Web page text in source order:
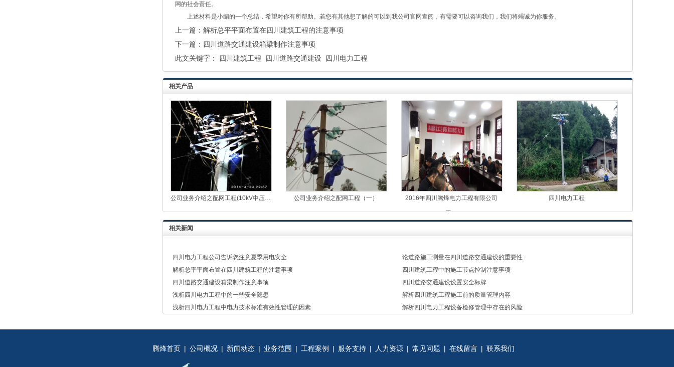
网的社会责任。
上述材料是小编的一个总结，希望对你有所帮助。若您有其他想了解的可以到我公司官网查阅，有需要可以咨询我们，我们将竭诚为你服务。
上一篇： 解析总平平面布置在四川建筑工程的注意事项
下一篇： 四川道路交通建设箱梁制作注意事项
此文关键字：
四川建筑工程 四川道路交通建设 四川电力工程
相关产品
公司业务介绍之配网工程(10kV中压… 公司业务介绍之配网工程（一） 2016年四川腾烽电力工程有限公司
工…
四川电力工程
相关新闻
四川电力工程公司告诉您注意夏季用电安全
论道路施工测量在四川道路交通建设的重要性
解析总平平面布置在四川建筑工程的注意事项
四川建筑工程中的施工节点控制注意事项
四川道路交通建设箱梁制作注意事项
四川道路交通建设设置安全标牌
浅析四川电力工程中的一些安全隐患
解析四川建筑工程施工前的质量管理内容
浅析四川电力工程中电力技术标准有效性管理的因素
解析四川电力工程设备检修管理中存在的风险
腾烽首页 | 公司概况 | 新闻动态 | 业务范围 | 工程案例 | 服务支持 | 人力资源 | 常见问题 | 在线留言 | 联系我们